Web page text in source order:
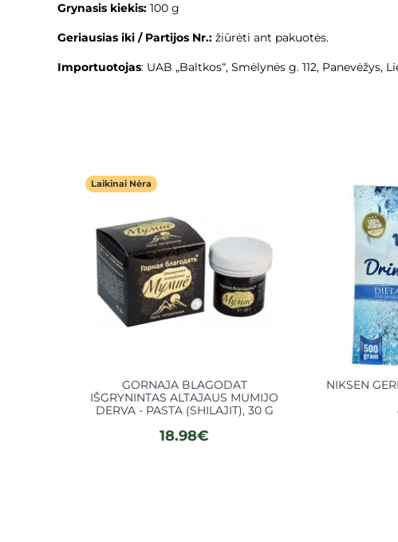
Grynasis kiekis: 100 g
Geriausias iki / Partijos Nr.: žiūrėti ant pakuotės.
Importuotojas: UAB „Baltkos“, Smėlynės g. 112, Panevėžys,
Laikinai Nėra
GORNAJA BLAGODAT
IŠGRYNINTAS ALTAJAUS MUMIJO
DERVA - PASTA (SHILAJIT), 30 G
18.98€
NIKSEN